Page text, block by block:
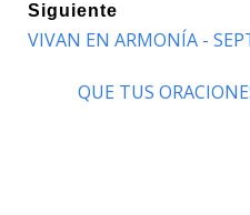
Siguiente
VIVAN EN ARMONÍA -
QUE TUS